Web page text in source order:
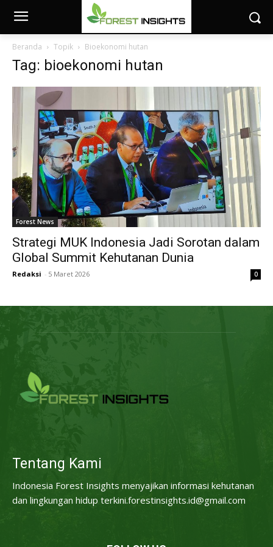
Beranda Topik Bioekonomi hutan
Tag: bioekonomi hutan
Forest News
Strategi MUK Indonesia Jadi Sorotan dalam
Global Summit Kehutanan Dunia
Redaksi - 5 Maret 2026 0
Tentang Kami
Indonesia Forest Insights menyajikan informasi kehutanan
dan lingkungan hidup terkini.forestinsights.id@gmail.com